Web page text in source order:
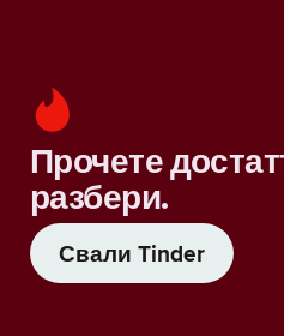
Прочете
разбери.
Свали Tinder